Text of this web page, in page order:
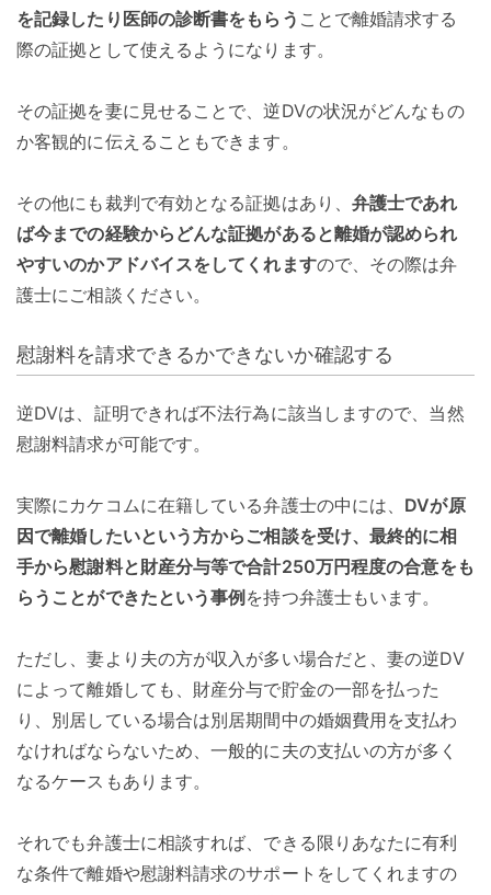
を記録したり医師の診断書をもらう ことで離婚請求する
際の証拠として使えるようになります。
その証拠を妻に見せることで、逆DVの状況がどんなもの
か客観的に伝えることもできます。
その他にも裁判で有効となる証拠はあり、 弁護士であれ
ば今までの経験からどんな証拠があると離婚が認められ
やすいのかアドバイスをしてくれますので、その際は弁
護士にご相談ください。
慰謝料を請求できるかできないか確認する
逆DVは、証明できれば不法行為に該当しますので、当然
慰謝料請求が可能です。
実際にカケコムに在籍している弁護士の中には、 DVが原
因で離婚したいという方からご相談を受け、最終的に相
手から慰謝料と財産分与等で合計250万円程度の合意をも
らうことができたという事例を持つ弁護士もいます。
ただし、妻より夫の方が収入が多い場合だと、妻の逆DV
によって離婚しても、 財産分与で貯金の一部を払った
り、別居している場合は別居期間中の婚姻費用を支払わ
なければならないため、一般的に夫の支払いの方が多く
なるケースもあります。
それでも弁護士に相談すれば、できる限りあなたに有利
な条件で離婚や慰謝料請求のサポートをしてくれますの